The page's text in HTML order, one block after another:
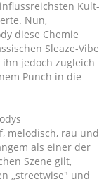
Kult-
Nun,
diese Chemie
Sleaze-Vibe
jedoch zugleich
Punch in die
melodisch, rau und
als einer der
Szene gilt,
,,streetwise" und